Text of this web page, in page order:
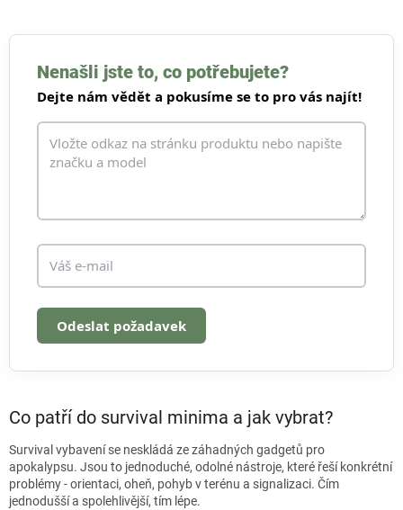
l
d
a
c
r
v
s
u
Nenašli jste to, co potřebujete?
Dejte nám vědět a pokusíme se to pro vás najít!
Odeslat požadavek
Co patří do survival minima a jak vybrat?
Survival vybavení se neskládá ze záhadných gadgetů pro
apokalypsu. Jsou to jednoduché, odolné nástroje, které řeší konkrétní
problémy - orientaci, oheň, pohyb v terénu a signalizaci. Čím
jednodušší a spolehlivější, tím lépe.